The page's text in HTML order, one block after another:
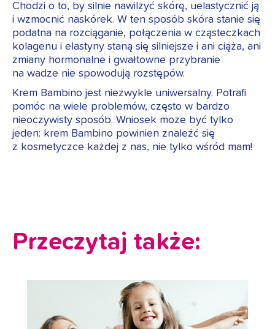
Chodzi o to, by silnie nawilżyć skórę, uelastycznić ją
i wzmocnić naskórek. W ten sposób skóra stanie się
podatna na rozciąganie, połączenia w cząsteczkach
kolagenu i elastyny staną się silniejsze i ani ciąża, ani
zmiany hormonalne i gwałtowne przybranie
na wadze nie spowodują rozstępów.
Krem Bambino jest niezwykle uniwersalny. Potrafi
pomóc na wiele problemów, często w bardzo
nieoczywisty sposób. Wniosek może być tylko
jeden: krem Bambino powinien znaleźć się
z kosmetyczce każdej z nas, nie tylko wśród mam!
Przeczytaj także: